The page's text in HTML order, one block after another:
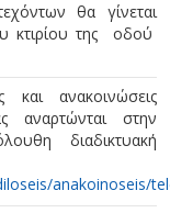
θα γίνεται
κτιρίου της οδού
ανακοινώσεις
αναρτώνται στην
διαδικτυακή
anakoinoseis/